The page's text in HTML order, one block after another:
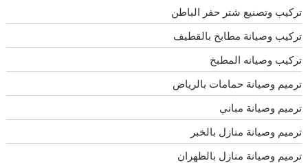
تركيب وتصنيع شتر حفر الباطن
تركيب وصيانة مطابخ بالقطيف
تركيب وصيانه المطبخ
ترميم وصيانة حمامات بالرياض
ترميم وصيانة مباني
ترميم وصيانة منازل بالخبر
ترميم وصيانة منازل بالظهران